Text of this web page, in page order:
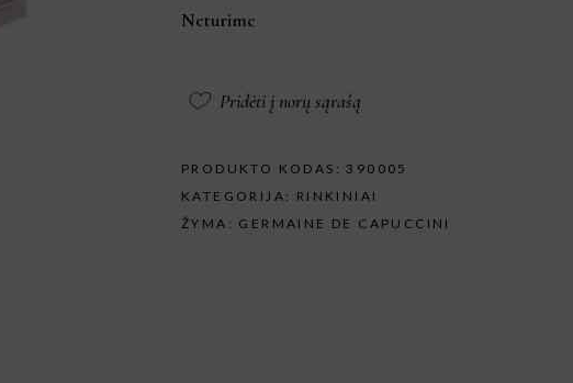
Neturime
Pridėti į norų sąrašą
PRODUKTO KODAS:390005
KATEGORIJA: RINKINIAI
ŽYMA: GERMAINE DE CAPUCCINI